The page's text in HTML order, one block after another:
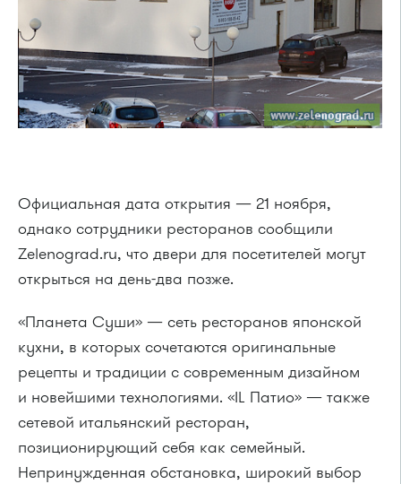
Официальная дата открытия — 21 ноября,
однако сотрудники ресторанов сообщили
Zelenograd.ru, что двери для посетителей могут
открыться на день-два позже.
«Планета Суши» — сеть ресторанов японской
кухни, в которых сочетаются оригинальные
рецепты и традиции с современным дизайном
и новейшими технологиями. «IL Патио» — также
сетевой итальянский ресторан,
позиционирующий себя как семейный.
Непринужденная обстановка, широкий выбор